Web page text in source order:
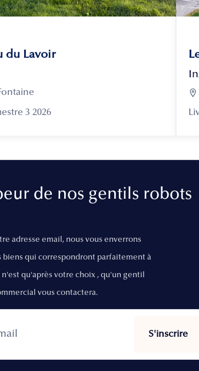
du Lavoir
3 2026

de nos gentils robots
adresse email, nous vous enverrons
biens qui correspondront parfaitement à
n'est qu'après votre choix , qu'un gentil
vous contactera.